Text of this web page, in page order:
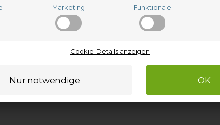
Marketing Funktionale
Cookie-Details anzeigen